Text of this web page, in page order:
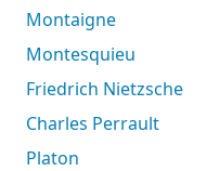
Montaigne
Montesquieu
Friedrich Nietzsche
Charles Perrault
Platon